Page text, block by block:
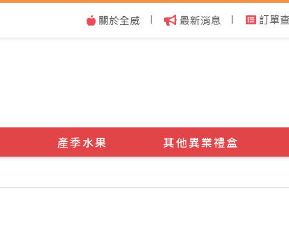
| |
產季水果 其他異業禮盒